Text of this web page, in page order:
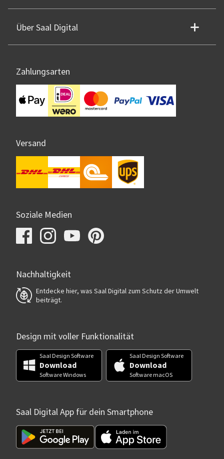
Über Saal Digital
Zahlungsarten
Versand
Soziale Medien
Nachhaltigkeit
Entdecke hier, was Saal Digital zum Schutz der Umwelt
beiträgt.
Design mit voller Funktionalität
Saal Design Software
Download
Software Windows
Saal Design Software
Download
Software macOS
Saal Digital App für dein Smartphone